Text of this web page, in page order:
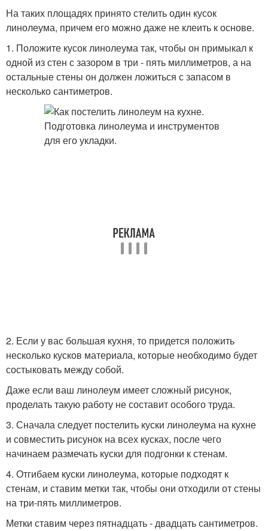
На таких площадях принято стелить один кусок
линолеума, причем его можно даже не клеить к основе.
1. Положите кусок линолеума так, чтобы он примыкал к
одной из стен с зазором в три - пять миллиметров, а на
остальные стены он должен ложиться с запасом в
несколько сантиметров.
2. Если у вас большая кухня, то придется положить
несколько кусков материала, которые необходимо будет
состыковать между собой.
Даже если ваш линолеум имеет сложный рисунок,
проделать такую работу не составит особого труда.
3. Сначала следует постелить куски линолеума на кухне
и совместить рисунок на всех кусках, после чего
начинаем размечать куски для подгонки к стенам.
4. Отгибаем куски линолеума, которые подходят к
стенам, и ставим метки так, чтобы они отходили от стены
на три-пять миллиметров.
Метки ставим через пятнадцать - двадцать сантиметров.